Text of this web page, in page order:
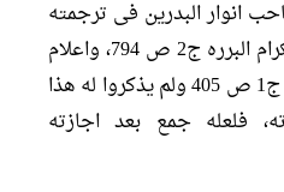
انوار البدرین فی ترجمته
ص 409، وله ترجمه فی الکرام البرره ج2 ص 794، واعلام
هجر للسید هاشم الشخص ج1 ص 405 ولم یذکروا له هذا
فلعله جمع بعد اجازته